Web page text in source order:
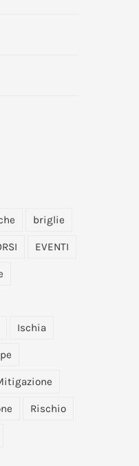
briglie
EVENTI
Ischia
Rischio